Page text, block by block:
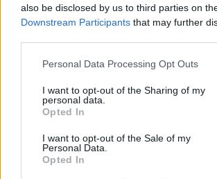
also be disclosed by us to third parties on
Downstream Participants that may further
Please note that this website/app uses one
not limited to your visit or usage behaviour.
grant or deny consent to Google and its
use your data for below specified purposes
consent section.
Personal Data Processing Opt Outs
I want to opt-out of the Sharing of my
personal data.
Opted In
I want to opt-out of the Sale of my
Personal Data.
Opted In
ΗΠΑ: Το προεδρικό
υπερβολικά κοντά σε